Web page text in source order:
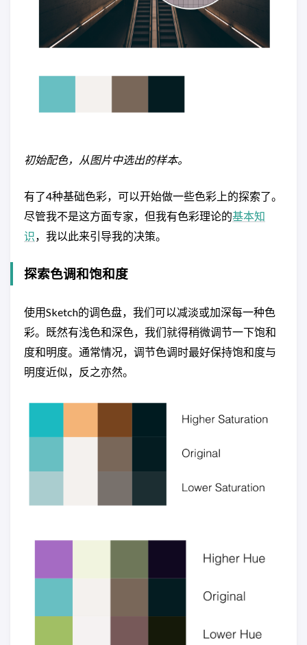
初始配色，从图片中选出的样本。
有了4种基础色彩，可以开始做一些色彩上的探索了。
尽管我不是这方面专家，但我有色彩理论的基本知
识，我以此来引导我的决策。
探索色调和饱和度
使用Sketch的调色盘，我们可以减淡或加深每一种色
彩。既然有浅色和深色，我们就得稍微调节一下饱和
度和明度。通常情况，调节色调时最好保持饱和度与
明度近似，反之亦然。